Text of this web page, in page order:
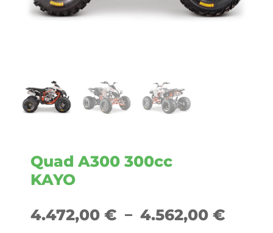
Quad A300 300cc
KAYO
4.472,00 € – 4.562,00 €Plage